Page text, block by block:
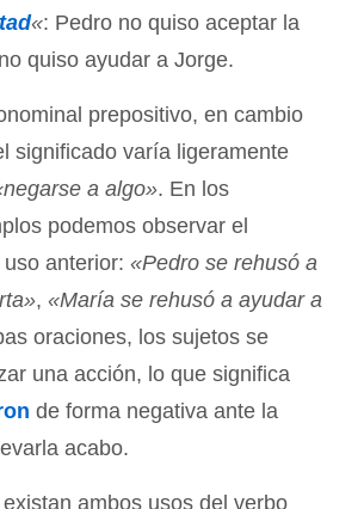
«: Pedro no quiso aceptar la
quiso ayudar a Jorge.
prepositivo, en cambio
significado varía ligeramente
a algo». En los
podemos observar el
anterior: «Pedro se rehusó a
, «María se rehusó a ayudar a
oraciones, los sujetos se
una acción, lo que significa
de forma negativa ante la
acabo.
ambos usos del verbo